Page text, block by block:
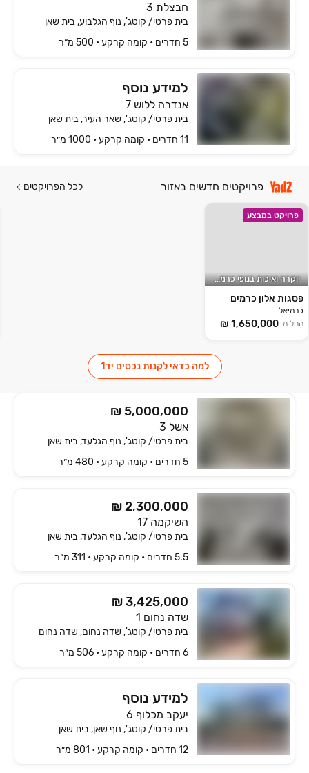
חבצלת 3
בית פרטי/ קוטג', נוף הגלבוע, בית שאן
5 חדרים • קומה ‎קרקע‏ • 500 מ״ר
למידע נוסף
אנדרה ללוש 7
בית פרטי/ קוטג', שאר העיר, בית שאן
11 חדרים • קומה ‎קרקע‏ • 1000 מ״ר
פרויקטים חדשים באזור לכל הפרויקטים
פרויקט במבצע
יוקרה ואיכות בנופי כרמיאל
פסגות אלון כרמים
כרמיאל
החל מ-
למה כדאי לקנות נכסים יד1
₪ 5,000,000
אשל 3
בית פרטי/ קוטג', נוף הגלעד, בית שאן
5 חדרים • קומה ‎קרקע‏ • 480 מ״ר
₪ 2,300,000
השיקמה 17
בית פרטי/ קוטג', נוף הגלעד, בית שאן
5.5 חדרים • קומה ‎קרקע‏ • 311 מ״ר
₪ 3,425,000
שדה נחום 1
בית פרטי/ קוטג', שדה נחום, שדה נחום
6 חדרים • קומה ‎קרקע‏ • 506 מ״ר
למידע נוסף
יעקב מכלוף 6
בית פרטי/ קוטג', נוף שאן, בית שאן
12 חדרים • קומה ‎קרקע‏ • 801 מ״ר